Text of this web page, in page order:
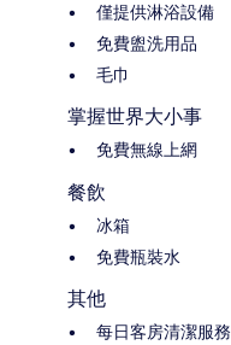
僅提供淋浴設備
免費盥洗用品
毛巾
掌握世界大小事
免費無線上網
餐飲
冰箱
免費瓶裝水
其他
每日客房清潔服務